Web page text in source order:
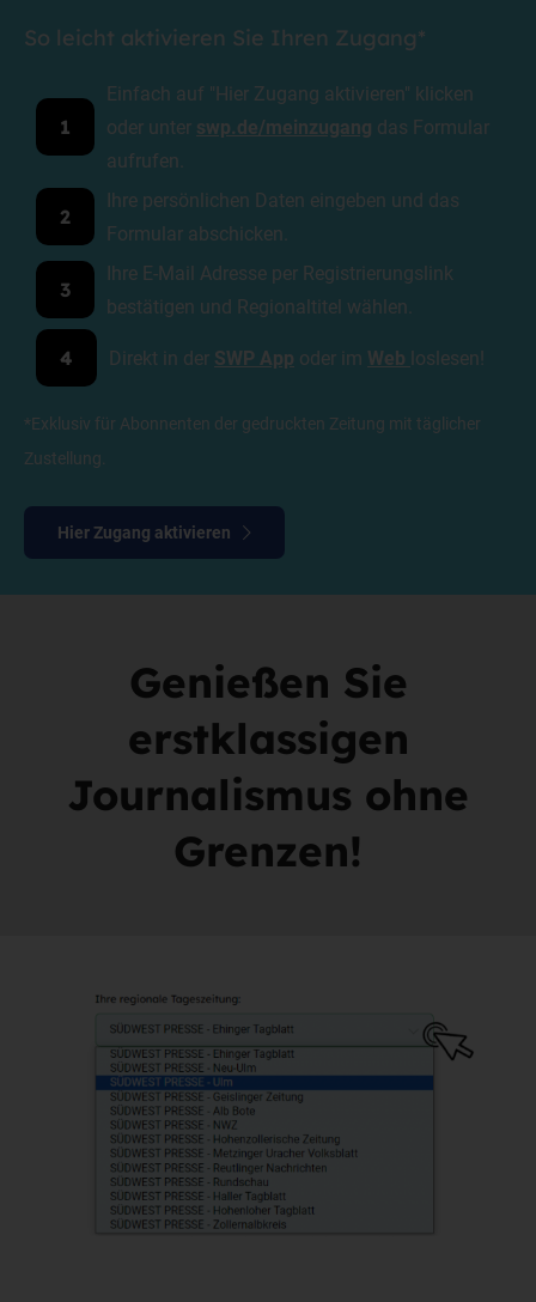
So leicht aktivieren Sie Ihren Zugang*
1
Einfach auf "Hier Zugang aktivieren" klicken
oder unter swp.de/meinzugang das Formular
aufrufen.
2
Ihre persönlichen Daten eingeben und das
Formular abschicken.
3
Ihre E-Mail Adresse per Registrierungslink
bestätigen und Regionaltitel wählen.
4 Direkt in der SWP App oder im Web loslesen!
*Exklusiv für Abonnenten der gedruckten Zeitung mit täglicher
Zustellung.
Hier Zugang aktivieren
Genießen Sie
erstklassigen
Journalismus ohne
Grenzen!